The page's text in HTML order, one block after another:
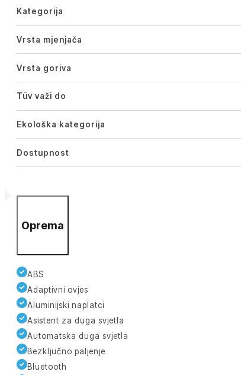
Kategorija
Vrsta mjenjača
Vrsta goriva
Tüv važi do
Ekološka kategorija
Dostupnost
Oprema
ABS
Adaptivni ovjes
Aluminijski naplatci
Asistent za duga svjetla
Automatska duga svjetla
Bezključno paljenje
Bluetooth